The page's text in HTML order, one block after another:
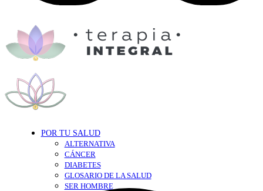
POR TU SALUD
ALTERNATIVA
CÁNCER
DIABETES
GLOSARIO DE LA SALUD
SER HOMBRE